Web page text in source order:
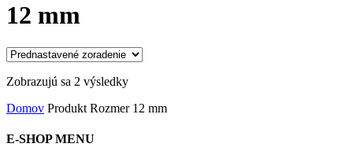
12 mm
Zobrazujú sa 2 výsledky
Domov Produkt Rozmer 12 mm
E-SHOP MENU